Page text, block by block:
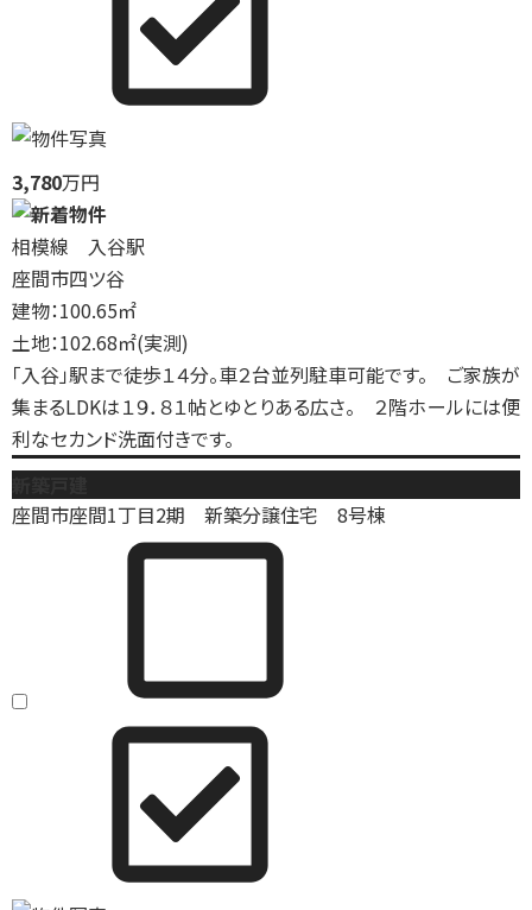
3,780万円
相模線 入谷駅
座間市四ツ谷
建物：100.65㎡
土地：102.68㎡(実測)
「入谷」駅まで徒歩１４分。車２台並列駐車可能です。 ご家族が
集まるLDKは１９．８１帖とゆとりある広さ。 ２階ホールには便
利なセカンド洗面付きです。
座間市座間1丁目2期 新築分譲住宅 8号棟